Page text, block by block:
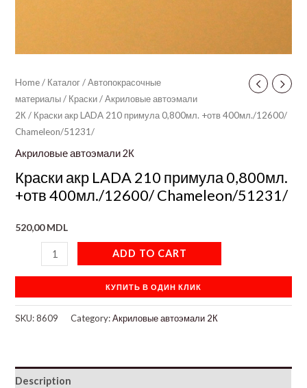
Home/ Каталог/Автопокрасочные
материалы/ Краски/Акриловые автоэмали
2К / Краски акр LADA 210 примула 0,800мл. +отв 400мл./12600/
Chameleon/51231/
Акриловые автоэмали 2К
Краски акр LADA 210 примула 0,800мл.
+отв 400мл./12600/ Chameleon/51231/
520,00MDL
ADD TO CART
КУПИТЬ В ОДИН КЛИК
SKU:8609 Category:Акриловые автоэмали 2К
Description